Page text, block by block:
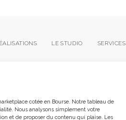
cotée en Bourse. Notre tableau de
Nous analysons simplement votre
et de proposer du contenu qui plaise. Les
LE STUDIO SERVICES